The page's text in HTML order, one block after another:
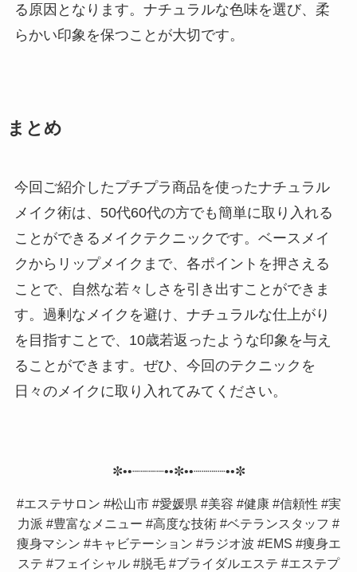
る原因となります。ナチュラルな色味を選び、柔
らかい印象を保つことが大切です。
まとめ
今回ご紹介したプチプラ商品を使ったナチュラル
メイク術は、50代60代の方でも簡単に取り入れる
ことができるメイクテクニックです。ベースメイ
クからリップメイクまで、各ポイントを押さえる
ことで、自然な若々しさを引き出すことができま
す。過剰なメイクを避け、ナチュラルな仕上がり
を目指すことで、10歳若返ったような印象を与え
ることができます。ぜひ、今回のテクニックを
日々のメイクに取り入れてみてください。
✼••┈┈┈┈••✼••┈┈┈┈••✼
#エステサロン #松山市 #愛媛県 #美容 #健康 #信頼性 #実
力派 #豊富なメニュー #高度な技術 #ベテランスタッフ #
痩身マシン #キャビテーション #ラジオ波 #EMS #痩身エ
ステ #フェイシャル #脱毛 #ブライダルエステ #エステプ